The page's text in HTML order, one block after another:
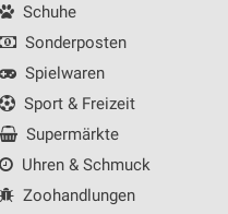
Schuhe
Sonderposten
Spielwaren
Sport & Freizeit
Supermärkte
Uhren & Schmuck
Zoohandlungen